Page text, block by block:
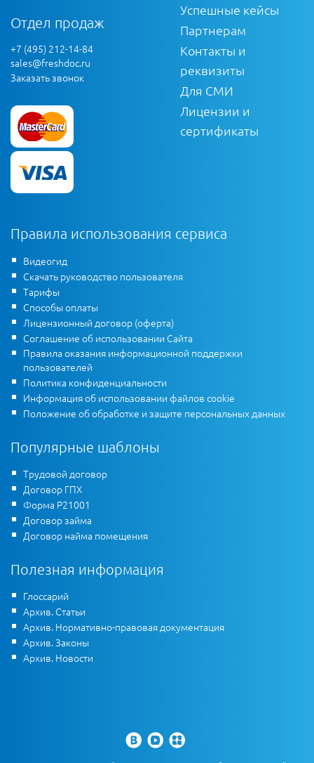
Отдел продаж
+7 (495) 212-14-84
sales@freshdoc.ru
Заказать звонок
Успешные кейсы
Партнерам
Контакты и
реквизиты
Для СМИ
Лицензии и
сертификаты
Правила использования сервиса
Видеогид
Скачать руководство пользователя
Тарифы
Способы оплаты
Лицензионный договор (оферта)
Соглашение об использовании Сайта
Правила оказания информационной поддержки
пользователей
Политика конфиденциальности
Информация об использовании файлов cookie
Положение об обработке и защите персональных данных
Популярные шаблоны
Трудовой договор
Договор ГПХ
Форма Р21001
Договор займа
Договор найма помещения
Полезная информация
Глоссарий
Архив. Статьи
Архив. Нормативно-правовая документация
Архив. Законы
Архив. Новости